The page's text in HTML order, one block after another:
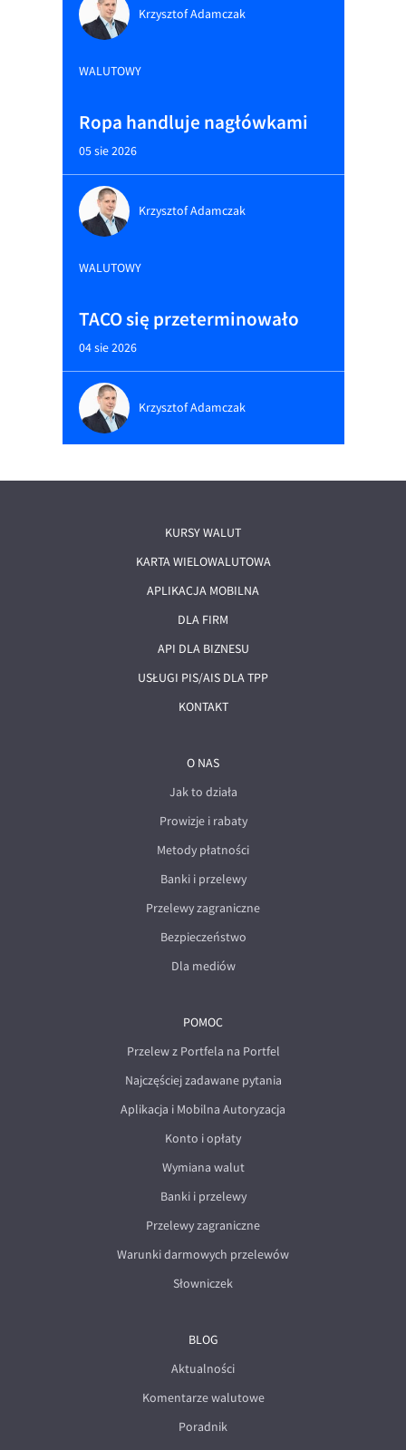
Krzysztof Adamczak
WALUTOWY
Ropa handluje nagłówkami
05 sie 2026
Krzysztof Adamczak
WALUTOWY
TACO się przeterminowało
04 sie 2026
Krzysztof Adamczak
KURSY WALUT
KARTA WIELOWALUTOWA
APLIKACJA MOBILNA
DLA FIRM
API DLA BIZNESU
USŁUGI PIS/AIS DLA TPP
KONTAKT
O NAS
Jak to działa
Prowizje i rabaty
Metody płatności
Banki i przelewy
Przelewy zagraniczne
Bezpieczeństwo
Dla mediów
POMOC
Przelew z Portfela na Portfel
Najczęściej zadawane pytania
Aplikacja i Mobilna Autoryzacja
Konto i opłaty
Wymiana walut
Banki i przelewy
Przelewy zagraniczne
Warunki darmowych przelewów
Słowniczek
BLOG
Aktualności
Komentarze walutowe
Poradnik